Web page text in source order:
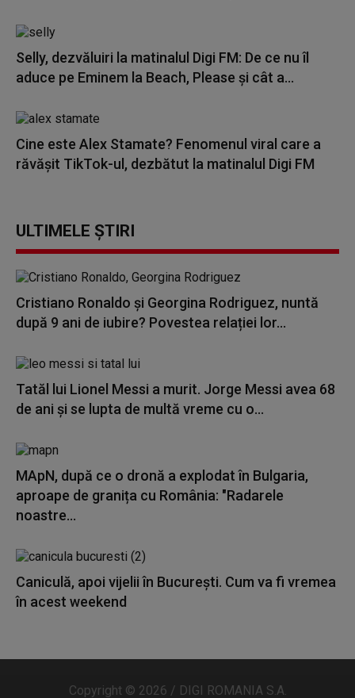
Selly, dezvăluiri la matinalul Digi FM: De ce nu îl
aduce pe Eminem la Beach, Please și cât a...
Cine este Alex Stamate? Fenomenul viral care a
răvășit TikTok-ul, dezbătut la matinalul Digi FM
ULTIMELE ȘTIRI
Cristiano Ronaldo și Georgina Rodriguez, nuntă
după 9 ani de iubire? Povestea relației lor...
Tatăl lui Lionel Messi a murit. Jorge Messi avea 68
de ani și se lupta de multă vreme cu o...
MApN, după ce o dronă a explodat în Bulgaria,
aproape de granița cu România: "Radarele
noastre...
Caniculă, apoi vijelii în București. Cum va fi vremea
în acest weekend
Copyright © 2026 / DIGI ROMANIA S.A.